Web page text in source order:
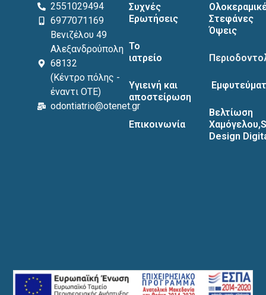
2551029494
6977071169
Βενιζέλου 49
Αλεξανδρούπολη
68132
(Κέντρο πόλης -
έναντι ΟΤΕ)
odontiatrio@otenet.gr
Συχνές
Ερωτήσεις
Το
ιατρείο
Υγιεινή και
αποστείρωση
Επικοινωνία
Στεφάνες
Όψεις
Βελτίωση
Design